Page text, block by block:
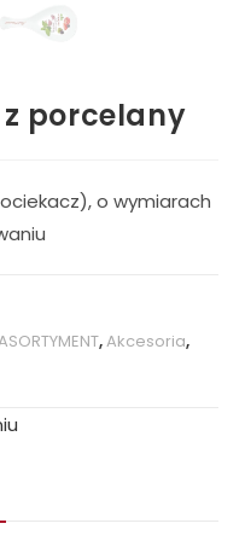
porcelany
o wymiarach
,Akcesoria,